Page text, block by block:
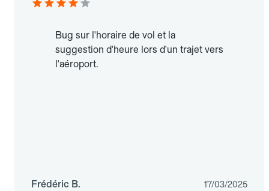
Bug sur l'horaire de vol et la
suggestion d'heure lors d'un trajet vers
l'aéroport.
Frédéric B. 17/03/2025